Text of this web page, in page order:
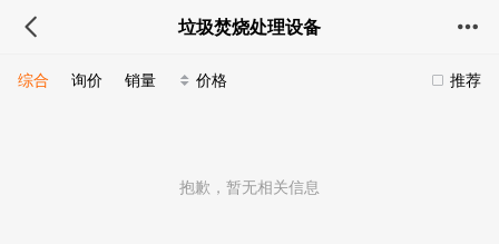
垃圾焚烧处理设备
推荐
综合 询价 销量 价格
抱歉，暂无相关信息